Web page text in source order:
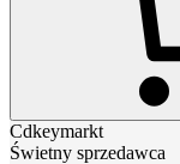
Cdkeymarkt
Świetny sprzedawca